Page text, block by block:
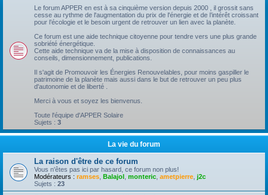
Le forum APPER en est à sa cinquième version depuis 2000 , il grossit sans
cesse au rythme de l'augmentation du prix de l'énergie et de l’intérêt croissant
pour l’écologie et le besoin urgent de retrouver un lien avec la planète.
Ce forum est une aide technique citoyenne pour tendre vers une plus grande
sobriété énergétique.
Cette aide technique va de la mise à disposition de connaissances au
conseils, dimensionnement, publications.
Il s'agit de Promouvoir les Énergies Renouvelables, pour moins gaspiller le
patrimoine de la planète mais aussi dans le but de retrouver un peu plus
d'autonomie et de liberté .
Merci à vous et soyez les bienvenus.
Toute l'équipe d'APPER Solaire
Sujets : 3
La vie du forum
La raison d'être de ce forum
Vous n'êtes pas ici par hasard, ce forum non plus!
Modérateurs : ramses Balajol monteric ametpierre j2c
Sujets : 23